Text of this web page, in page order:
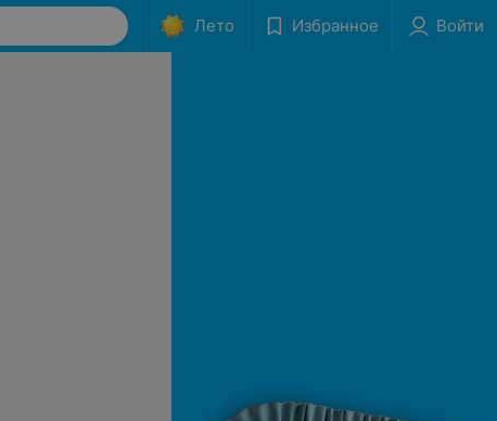
Лето Избранное Войти